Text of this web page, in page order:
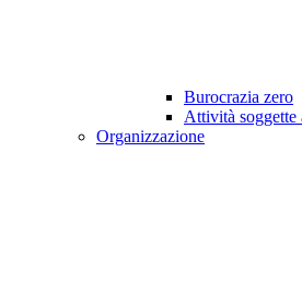
Burocrazia zero
Attività soggette
Organizzazione